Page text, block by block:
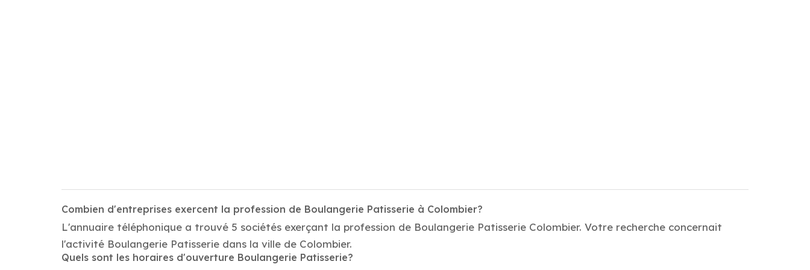
Combien d'entreprises exercent la profession de Boulangerie Patisserie à Colombier?
L'annuaire téléphonique a trouvé 5 sociétés exerçant la profession de Boulangerie Patisserie Colombier. Votre recherche concernait
l'activité Boulangerie Patisserie dans la ville de Colombier.
Quels sont les horaires d'ouverture Boulangerie Patisserie?